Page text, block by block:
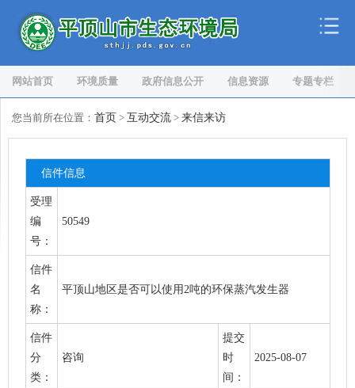
网站首页 环境质量 政府信息公开 信息资源 专题专栏
您当前所在位置： 首页 > 互动交流 > 来信来访
信件信息
受理
编
号：
50549
信件
名
称：
平顶山地区是否可以使用2吨的环保蒸汽发生器
信件
分
类：
咨询
提交
时
间：
2025-08-07